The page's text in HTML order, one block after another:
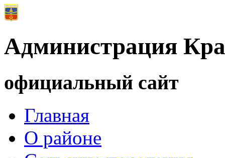
Администрация
официальный сайт
Главная
О районе